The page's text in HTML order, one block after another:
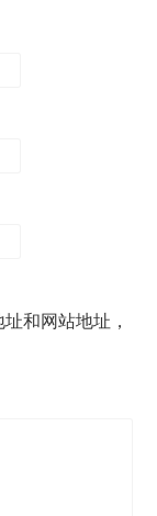
和网站地址，